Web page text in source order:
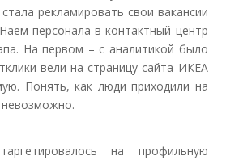
рекламировать свои вакансии
персонала в контактный центр
На первом – с аналитикой было
вели на страницу сайта ИКЕА
Понять, как люди приходили на
на профильную